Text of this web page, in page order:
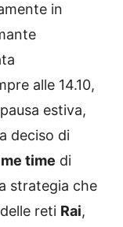
in
alle 14.10,
estiva,
deciso di
time di
strategia che
delle reti Rai,